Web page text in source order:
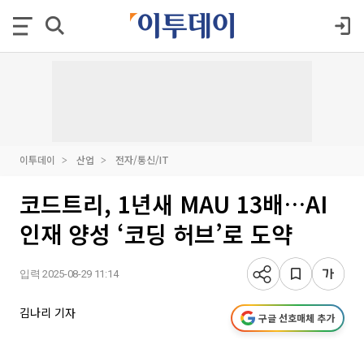
이투데이 산업 전자/통신/IT
코드트리, 1년새 MAU 13배…AI
인재 양성 ‘코딩 허브’로 도약
입력 2025-08-29 11:14
김나리 기자 구글 선호매체 추가